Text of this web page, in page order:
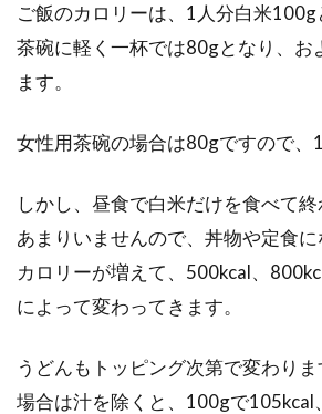
野菜の中にはお腹いっ
カロリーゼロの
リーや糖質がゼ
健康志向を反映して
糖質ゼロをうたう食品
ご飯のカロリーは、1人分白米100g
茶碗に軽く一杯では80gとなり、お
ます。
女性用茶碗の場合は80gですので、
しかし、昼食で白米だけを食べて
あまりいませんので、丼物や定食
カロリーが増えて、500kcal、
によって変わってきます。
うどんもトッピング次第で変わり
場合は汁を除くと、100gで105kcal